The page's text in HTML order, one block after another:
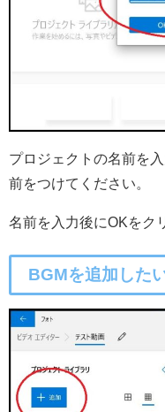
プロジェクトの名前を
前をつけてください。
名前を入力後にOKをク
BGMを追加した